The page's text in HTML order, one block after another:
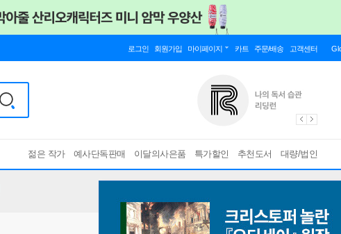
로그인 회원가입 마이페이지 카트 주문/배송 고객센터
젊은 작가 예사단독판매 이달의사은품 특가할인 추천도서 대량/법인